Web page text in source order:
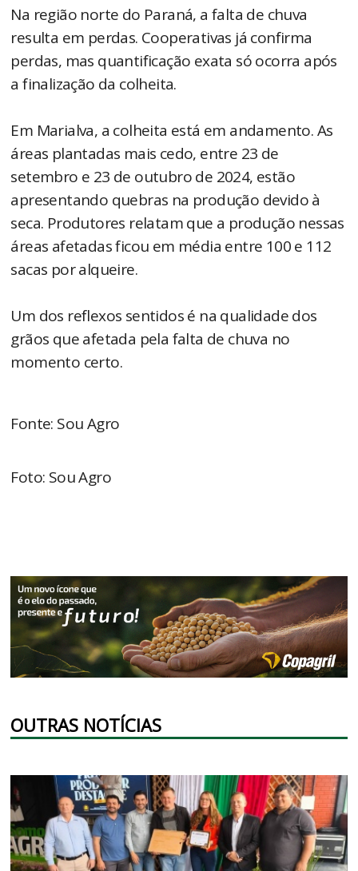
Na região norte do Paraná, a falta de chuva
resulta em perdas. Cooperativas já confirma
perdas, mas quantificação exata só ocorra após
a finalização da colheita.
Em Marialva, a colheita está em andamento. As
áreas plantadas mais cedo, entre 23 de
setembro e 23 de outubro de 2024, estão
apresentando quebras na produção devido à
seca. Produtores relatam que a produção nessas
áreas afetadas ficou em média entre 100 e 112
sacas por alqueire.
Um dos reflexos sentidos é na qualidade dos
grãos que afetada pela falta de chuva no
momento certo.
Fonte: Sou Agro
Foto: Sou Agro
OUTRAS NOTÍCIAS